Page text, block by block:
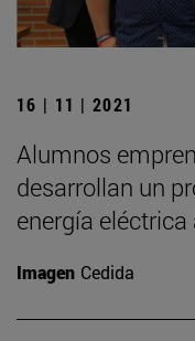
16 | 11 | 2021
Alumnos
desarrollan un
energía
Imagen Cedida